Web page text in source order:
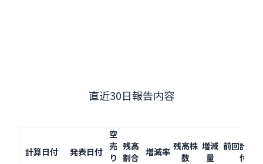
直近30日報告内容
計算日付 発表日付
空
売
り
残高
割合 増減率 残高株
数
増減
量
前回計算
付